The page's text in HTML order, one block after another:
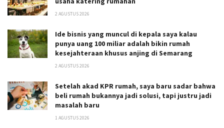
2 AGUSTUS 2026
Ide bisnis yang muncul di kepala saya kalau
punya uang 100 miliar adalah bikin rumah
kesejahteraan khusus anjing di Semarang
2 AGUSTUS 2026
Setelah akad KPR rumah, saya baru sadar bahwa
beli rumah bukannya jadi solusi, tapi justru jadi
masalah baru
1 AGUSTUS 2026